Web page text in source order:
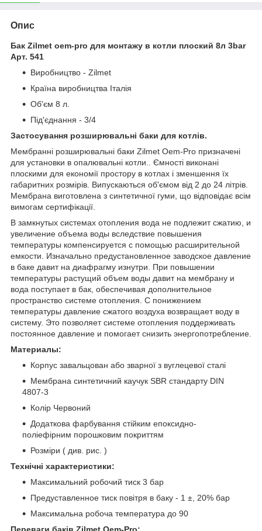
Опис
Бак Zilmet oem-pro для монтажу в котли плоский 8л 3bar
Арт. 541
Виробництво - Zilmet
Країна виробництва Італія
Об'єм 8 л.
Під'єднання - 3/4
Застосування розширювальні баки для котлів.
Мембранні розширювальні баки Zilmet Oem-Pro призначені
для установки в опалювальні котли.. Ємності виконані
плоскими для економії простору в котлах і зменшення їх
габаритних розмірів. Випускаються об'ємом від 2 до 24 літрів.
Мембрана виготовлена з синтетичної гуми, що відповідає всім
вимогам сертифікації.
В замкнутых системах отопления вода не подлежит сжатию, и
увеличение объема воды вследствие повышения
температуры компенсируется с помощью расширительной
емкости. Изначально предустановленное заводское давление
в баке давит на диафрагму изнутри. При повышении
температуры растущий объем воды давит на мембрану и
вода поступает в бак, обеспечивая дополнительное
пространство системе отопления. С понижением
температуры давление сжатого воздуха возвращает воду в
систему. Это позволяет системе отопления поддерживать
постоянное давление и помогает снизить энергопотребление.
Материалы:
Корпус завальцован або зварної з вуглецевої сталі
Мембрана синтетичний каучук SBR стандарту DIN
4807-3
Колір Червоний
Додаткова фарбування стійким епоксидно-
поліефірним порошковим покриттям
Розміри ( див. рис. )
Технічні характеристики:
Максимальний робочий тиск 3 бар
Предуставленное тиск повітря в баку - 1 ±, 20% бар
Максимальна робоча температура до 90